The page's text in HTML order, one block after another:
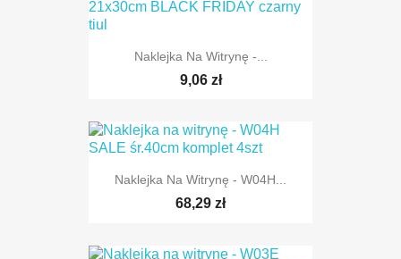
Naklejka Na Witrynę -...
9,06 zł
Naklejka Na Witrynę - W04H...
68,29 zł